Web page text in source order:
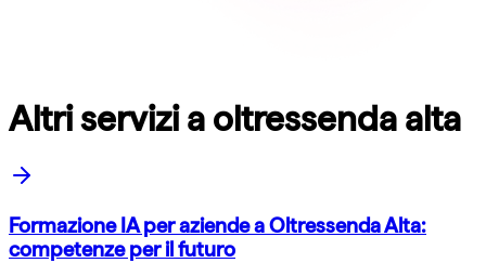
Altri servizi a oltressenda alta
Formazione IA per aziende a Oltressenda Alta:
competenze per il futuro